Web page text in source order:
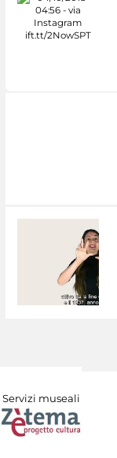
Servizi museali